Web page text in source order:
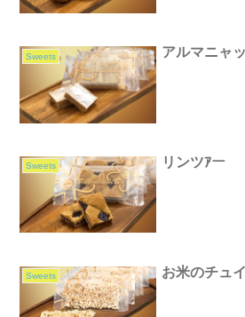
Sweets アルマニャ
Sweets リンツｱー
Sweets お米のチュ